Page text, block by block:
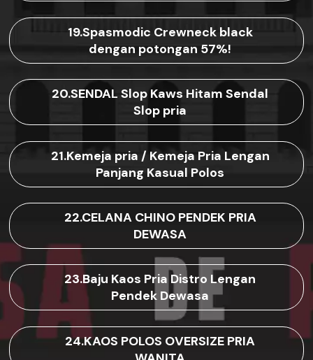
19.Spasmodic Crewneck black
dengan potongan 57%!
20.SENDAL Slop Kaws Hitam Sendal
Slop pria
21.Kemeja pria / Kemeja Pria Lengan
Panjang Kasual Polos
22.CELANA CHINO PENDEK PRIA
DEWASA
23.Baju Kaos Pria Distro Lengan
Pendek Dewasa
24.KAOS POLOS OVERSIZE PRIA